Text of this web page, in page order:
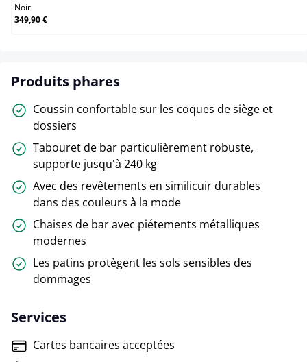
Noir
349,90 €
Produits phares
Coussin confortable sur les coques de siège et
dossiers
Tabouret de bar particulièrement robuste,
supporte jusqu'à 240 kg
Avec des revêtements en similicuir durables
dans des couleurs à la mode
Chaises de bar avec piétements métalliques
modernes
Les patins protègent les sols sensibles des
dommages
Services
Cartes bancaires acceptées